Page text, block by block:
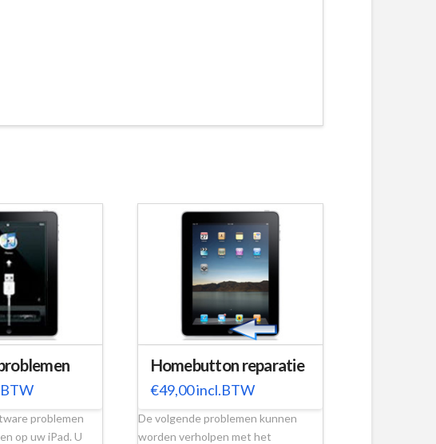
problemen
op uw iPad. U
Homebutton reparatie
€49,00incl.BTW
De volgende problemen kunnen
worden verholpen met het